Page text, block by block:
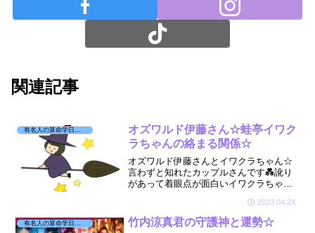
関連記事
有名人の算命学日記☆
オズワルド伊藤さん☆蛙亭イワク
ラちゃんの絡まる関係☆
オズワルド伊藤さんとイワクラちゃん☆
言わずと知れたカップルさんです💑訛り
があって着眼点が面白いイワクラちゃん
ただきました☆そしたらなんと☆絡まっ
て絡まってこんがらがってました～💓
2023.04.24
竹内涼真君の守護神と運勢☆